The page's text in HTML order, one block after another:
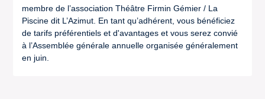
membre de l’association Théâtre Firmin Gémier / La
Piscine dit L’Azimut. En tant qu’adhérent, vous bénéficiez
de tarifs préférentiels et d'avantages et vous serez convié
à l’Assemblée générale annuelle organisée généralement
en juin.